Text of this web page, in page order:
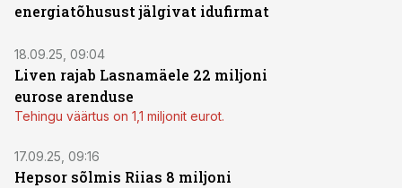
energiatõhusust jälgivat idufirmat
18.09.25, 09:04
Liven rajab Lasnamäele 22 miljoni
eurose arenduse
Tehingu väärtus on 1,1 miljonit eurot.
17.09.25, 09:16
Hepsor sõlmis Riias 8 miljoni